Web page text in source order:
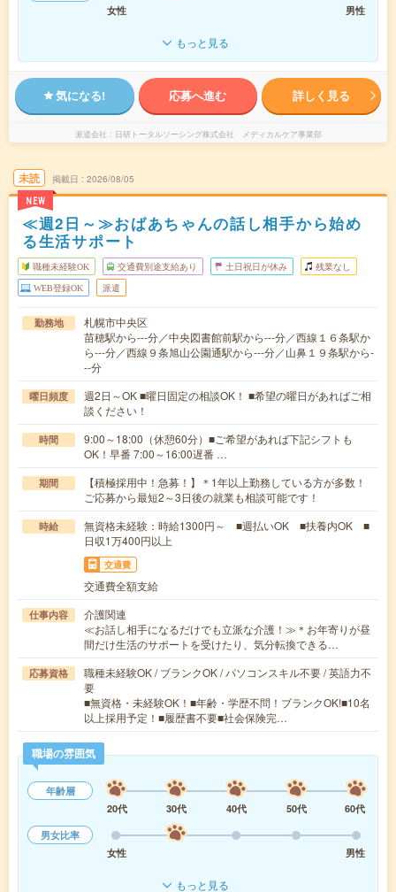
女性
男性
もっと見る
気になる! 応募へ進む 詳しく見る
派遣会社 日研トータルソーシング株式会社 メディカルケア事業部
未読
NEW
掲載日 2026/08/05
≪週2日～≫おばあちゃんの話し相手から始め
る生活サポート
職種未経験OK 交通費別途支給あり 土日祝日が休み 残業なし
WEB登録OK 派遣
勤務地
札幌市中央区
苗穂駅から---分／中央図書館前駅から---分／西線１６条駅か
ら---分／西線９条旭山公園通駅から---分／山鼻１９条駅から-
--分
曜日頻度
週2日～OK ■曜日固定の相談OK！ ■希望の曜日があればご相
談ください！
時間
9:00～18:00（休憩60分）■ご希望があれば下記シフトも
OK！早番 7:00～16:00遅番 …
期間
【積極採用中！急募！】＊1年以上勤務している方が多数！
ご応募から最短2～3日後の就業も相談可能です！
時給
無資格未経験：時給1300円～ ■週払いOK ■扶養内OK ■
日収1万400円以上
交通費
交通費全額支給
仕事内容
介護関連
≪お話し相手になるだけでも立派な介護！≫＊お年寄りが昼
間だけ生活のサポートを受けたり、気分転換できる…
応募資格
職種未経験OK / ブランクOK / パソコンスキル不要 / 英語力不
要
■無資格・未経験OK！■年齢・学歴不問！ブランクOK!■10名
以上採用予定！■履歴書不要■社会保険完…
職場の雰囲気
年齢層
20代
30代 40代 50代
60代
男女比率
女性
男性
もっと見る